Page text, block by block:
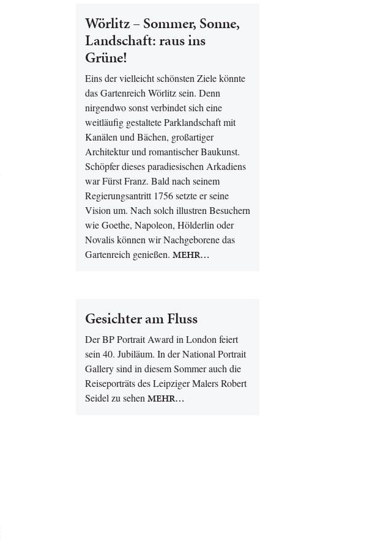
Wörlitz – Sommer, Sonne,
Landschaft: raus ins
Grüne!
Eins der vielleicht schönsten Ziele könnte
das Gartenreich Wörlitz sein. Denn
nirgendwo sonst verbindet sich eine
weitläufig gestaltete Parklandschaft mit
Kanälen und Bächen, großartiger
Architektur und romantischer Baukunst.
Schöpfer dieses paradiesischen Arkadiens
war Fürst Franz. Bald nach seinem
Regierungsantritt 1756 setzte er seine
Vision um. Nach solch illustren Besuchern
wie Goethe, Napoleon, Hölderlin oder
Novalis können wir Nachgeborene das
Gartenreich genießen. MEHR…
Gesichter am Fluss
Der BP Portrait Award in London feiert
sein 40. Jubiläum. In der National Portrait
Gallery sind in diesem Sommer auch die
Reiseporträts des Leipziger Malers Robert
Seidel zu sehen MEHR…